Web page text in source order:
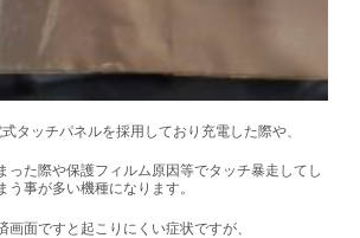
タッチパネルを採用しており充電した際や、
った際や保護フィルム原因等でタッチ暴走してし
う事が多い機種になります。
画面ですと起こりにくい症状ですが、